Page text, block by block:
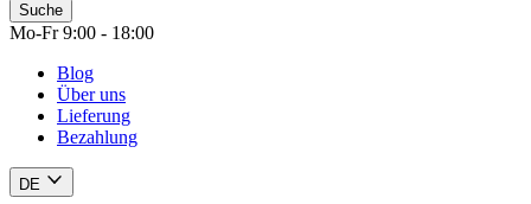
Suche
Mo-Fr 9:00 - 18:00
Blog
Über uns
Lieferung
Bezahlung
DE